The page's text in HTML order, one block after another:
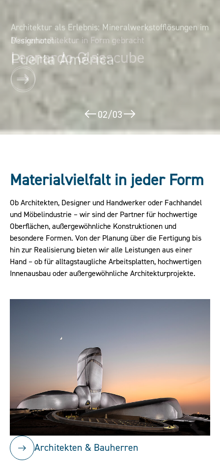
Markenarchitektur in Form gebracht
Leonardo Glasscube
Architektur als Erlebnis: Mineralwerkstofflösungen im
Designhotel
Puerta América
02/03
Materialvielfalt in jeder Form
Ob Architekten, Designer und Handwerker oder Fachhandel
und Möbelindustrie – wir sind der Partner für hochwertige
Oberflächen, außergewöhnliche Konstruktionen und
besondere Formen. Von der Planung über die Fertigung bis
hin zur Realisierung bieten wir alle Leistungen aus einer
Hand – ob für alltagstaugliche Arbeitsplatten, hochwertigen
Innenausbau oder außergewöhnliche Architekturprojekte.
Architekten & Bauherren